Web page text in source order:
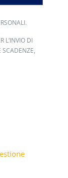
L’INVIO DI
SCADENZE,